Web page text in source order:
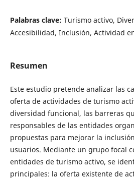
Palabras clave: Turismo activo,
Accesibilidad, Inclusión, Actividad
Resumen
Este estudio pretende analizar las
oferta de actividades de turismo
diversidad funcional, las barreras
responsables de las entidades
propuestas para mejorar la
usuarios. Mediante un grupo focal
entidades de turismo activo, se
principales: la oferta existente de